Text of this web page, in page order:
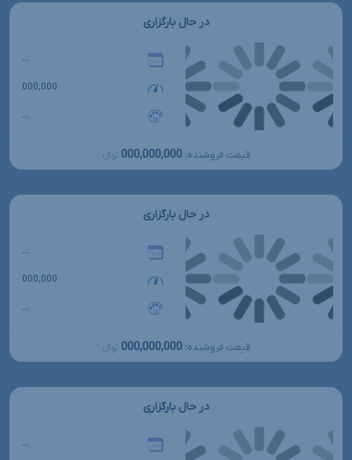
در حال بارگزاری
...
000,000
...
قیمت فروشنده: 000,000,000 تومانءءء
در حال بارگزاری
...
000,000
...
قیمت فروشنده: 000,000,000 تومانءءء
در حال بارگزاری
...